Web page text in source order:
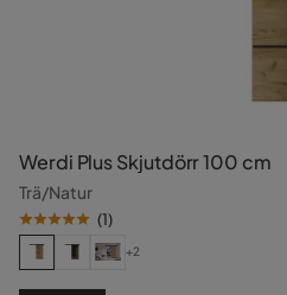
Werdi Plus Skjutdörr 100 cm
Trä/Natur
(1)
+2